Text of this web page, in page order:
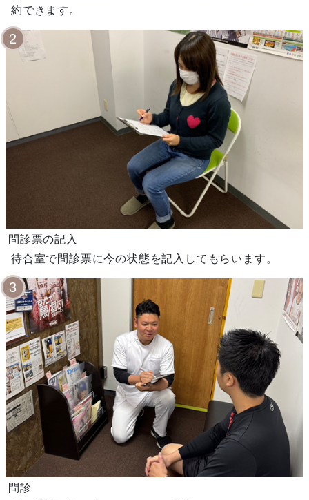
約できます。
2
問診票の記入
待合室で問診票に今の状態を記入してもらいます。
3
問診